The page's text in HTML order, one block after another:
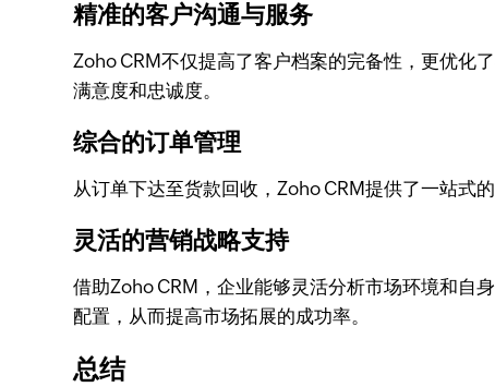
精准的客户沟通与服务
Zoho CRM不仅提高了客户档案的完备性，更优化
满意度和忠诚度。
综合的订单管理
从订单下达至货款回收，Zoho CRM提供了一站式
灵活的营销战略支持
借助Zoho CRM，企业能够灵活分析市场环境和自
配置，从而提高市场拓展的成功率。
总结